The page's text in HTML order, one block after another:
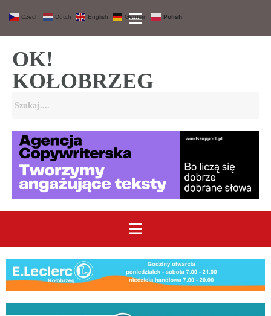
OK!
KOŁOBRZEG
Czech Dutch English German Polish